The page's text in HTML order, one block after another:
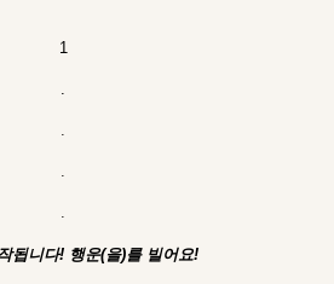
1
.
.
.
.
됩니다! 행운(을)를 빌어요!